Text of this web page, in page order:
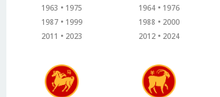
1963
1975
1987
1999
2011
2023
1964
1976
1988
2000
2012
2024